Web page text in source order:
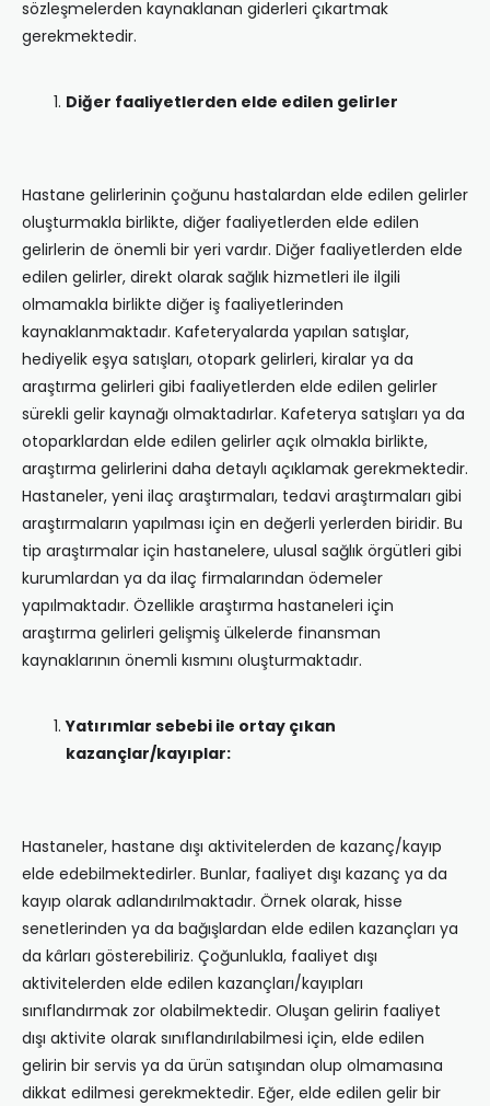
sözleşmelerden kaynaklanan giderleri çıkartmak
gerekmektedir.
Diğer faaliyetlerden elde edilen gelirler
Hastane gelirlerinin çoğunu hastalardan elde edilen gelirler
oluşturmakla birlikte, diğer faaliyetlerden elde edilen
gelirlerin de önemli bir yeri vardır. Diğer faaliyetlerden elde
edilen gelirler, direkt olarak sağlık hizmetleri ile ilgili
olmamakla birlikte diğer iş faaliyetlerinden
kaynaklanmaktadır. Kafeteryalarda yapılan satışlar,
hediyelik eşya satışları, otopark gelirleri, kiralar ya da
araştırma gelirleri gibi faaliyetlerden elde edilen gelirler
sürekli gelir kaynağı olmaktadırlar. Kafeterya satışları ya da
otoparklardan elde edilen gelirler açık olmakla birlikte,
araştırma gelirlerini daha detaylı açıklamak gerekmektedir.
Hastaneler, yeni ilaç araştırmaları, tedavi araştırmaları gibi
araştırmaların yapılması için en değerli yerlerden biridir. Bu
tip araştırmalar için hastanelere, ulusal sağlık örgütleri gibi
kurumlardan ya da ilaç firmalarından ödemeler
yapılmaktadır. Özellikle araştırma hastaneleri için
araştırma gelirleri gelişmiş ülkelerde finansman
kaynaklarının önemli kısmını oluşturmaktadır.
Yatırımlar sebebi ile ortay çıkan
kazançlar/kayıplar:
Hastaneler, hastane dışı aktivitelerden de kazanç/kayıp
elde edebilmektedirler. Bunlar, faaliyet dışı kazanç ya da
kayıp olarak adlandırılmaktadır. Örnek olarak, hisse
senetlerinden ya da bağışlardan elde edilen kazançları ya
da kârları gösterebiliriz. Çoğunlukla, faaliyet dışı
aktivitelerden elde edilen kazançları/kayıpları
sınıflandırmak zor olabilmektedir. Oluşan gelirin faaliyet
dışı aktivite olarak sınıflandırılabilmesi için, elde edilen
gelirin bir servis ya da ürün satışından olup olmamasına
dikkat edilmesi gerekmektedir. Eğer, elde edilen gelir bir